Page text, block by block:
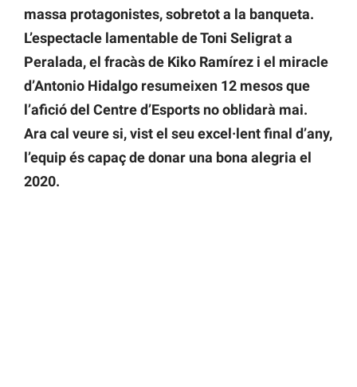
massa protagonistes, sobretot a la banqueta.
L’espectacle lamentable de Toni Seligrata
Peralada, el fracàs de Kiko Ramírez i el miracle
d’Antonio Hidalgo resumeixen 12 mesos que
l’afició del Centre d’Esports no oblidarà mai.
Ara cal veure si, vist el seu excel·lent final d’any,
l’equip és capaç de donar una bona alegria el
2020.